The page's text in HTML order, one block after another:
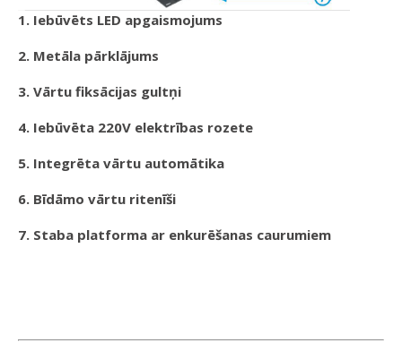
1. Iebūvēts LED apgaismojums
2. Metāla pārklājums
3. Vārtu fiksācijas gultņi
4. Iebūvēta 220V elektrības rozete
5. Integrēta vārtu automātika
6. Bīdāmo vārtu ritenīši
7. Staba platforma ar enkurēšanas caurumiem